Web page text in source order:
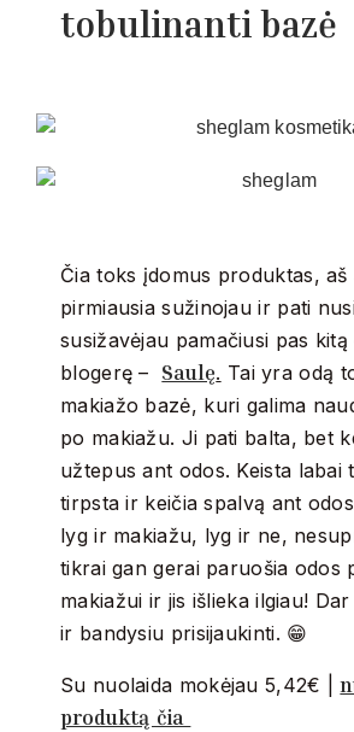
tobulinanti bazė
Čia toks įdomus produktas, aš
pirmiausia sužinojau ir pati
susižavėjau pamačiusi pas
blogerę – Saulę. Tai yra odą
makiažo bazė, kuri galima
po makiažu. Ji pati balta, bet
užtepus ant odos. Keista labai
tirpsta ir keičia spalvą ant
lyg ir makiažu, lyg ir ne,
tikrai gan gerai paruošia odos
makiažui ir jis išlieka ilgiau!
ir bandysiu prisijaukinti. 😁
Su nuolaida mokėjau 5,42€ |
produktą čia